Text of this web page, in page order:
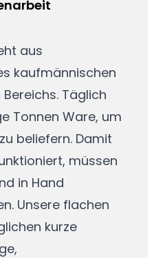
aus
kaufmännischen
Täglich
Tonnen Ware, um
beliefern. Damit
müssen
in Hand
Unsere flachen
kurze